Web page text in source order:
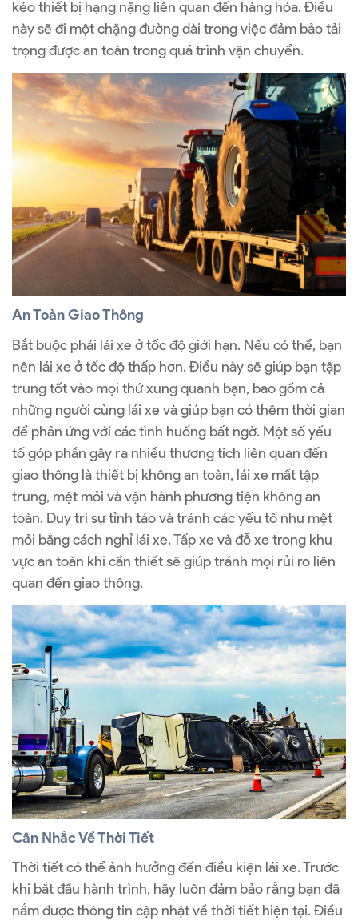
kéo thiết bị hạng nặng liên quan đến hàng hóa. Điều
này sẽ đi một chặng đường dài trong việc đảm bảo tải
trọng được an toàn trong quá trình vận chuyển.
An Toàn Giao Thông
Bắt buộc phải lái xe ở tốc độ giới hạn. Nếu có thể, bạn
nên lái xe ở tốc độ thấp hơn. Điều này sẽ giúp bạn tập
trung tốt vào mọi thứ xung quanh bạn, bao gồm cả
những người cùng lái xe và giúp bạn có thêm thời gian
để phản ứng với các tình huống bất ngờ. Một số yếu
tố góp phần gây ra nhiều thương tích liên quan đến
giao thông là thiết bị không an toàn, lái xe mất tập
trung, mệt mỏi và vận hành phương tiện không an
toàn. Duy trì sự tỉnh táo và tránh các yếu tố như mệt
mỏi bằng cách nghỉ lái xe. Tấp xe và đỗ xe trong khu
vực an toàn khi cần thiết sẽ giúp tránh mọi rủi ro liên
quan đến giao thông.
Cân Nhắc Về Thời Tiết
Thời tiết có thể ảnh hưởng đến điều kiện lái xe. Trước
khi bắt đầu hành trình, hãy luôn đảm bảo rằng bạn đã
nắm được thông tin cập nhật về thời tiết hiện tại. Điều